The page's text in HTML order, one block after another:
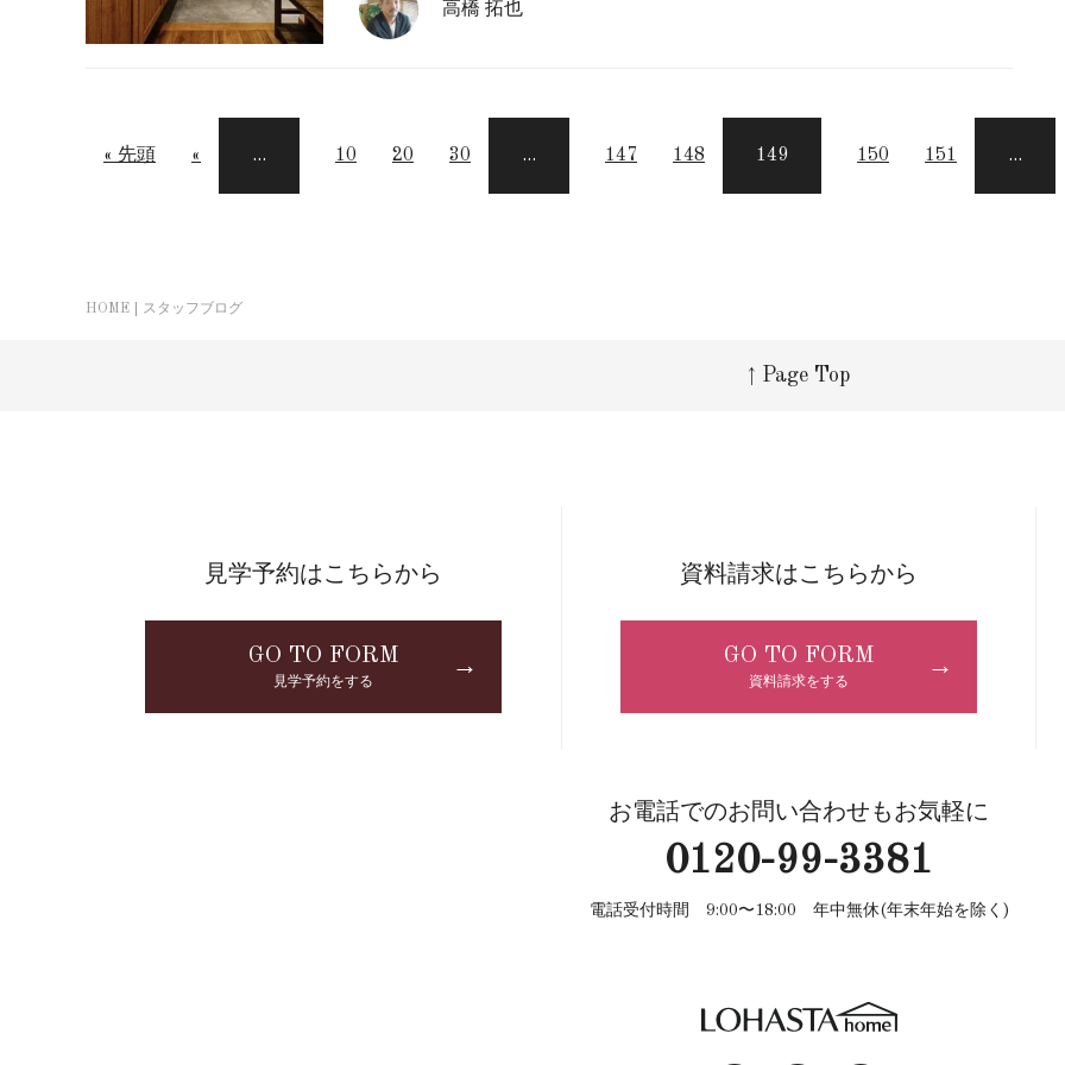
高橋 拓也
« 先頭 « ... 10 20 30 ... 147 148 149 150 151 ...
HOME スタッフブログ
↑ Page Top
見学予約はこちらから
GO TO FORM
見学予約をする
→
資料請求はこちらから
GO TO FORM
資料請求をする
→
お電話でのお問い合わせもお気軽に
0120-99-3381
電話受付時間 9:00〜18:00 年中無休(年末年始を除く)